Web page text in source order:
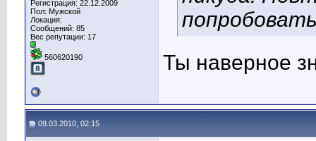
Регистрация: 22.12.2009
Пол: Мужской
Локация:
Сообщений: 85
Вес репутации: 17
560620190
Ты наверное
09.03.2010, 02:15